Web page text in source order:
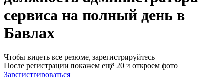
сервиса на полный день в
Бавлах
Чтобы видеть все резюме, зарегистрируйтесь
После регистрации покажем ещё 20 и откроем фото
Зарегистрироваться